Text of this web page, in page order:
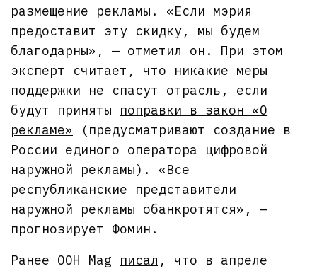
размещение рекламы. «Если мэрия
предоставит эту скидку, мы будем
благодарны», — отметил он. При этом
эксперт считает, что никакие меры
поддержки не спасут отрасль, если
будут приняты поправки в закон «О
рекламе» (предусматривают создание в
России единого оператора цифровой
наружной рекламы). «Все
республиканские представители
наружной рекламы обанкротятся», —
прогнозирует Фомин.
Ранее OOH Mag писал , что в апреле